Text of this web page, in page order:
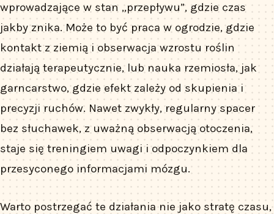
wprowadzające w stan „przepływu”, gdzie czas
jakby znika. Może to być praca w ogrodzie, gdzie
kontakt z ziemią i obserwacja wzrostu roślin
działają terapeutycznie, lub nauka rzemiosła, jak
garncarstwo, gdzie efekt zależy od skupienia i
precyzji ruchów. Nawet zwykły, regularny spacer
bez słuchawek, z uważną obserwacją otoczenia,
staje się treningiem uwagi i odpoczynkiem dla
przesyconego informacjami mózgu.
Warto postrzegać te działania nie jako stratę czasu,